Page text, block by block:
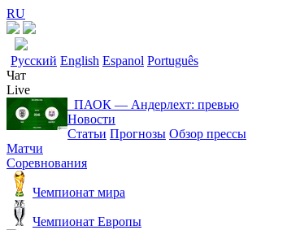
RU
Русский English Espanol Português
Чат
Live
ПАОК ― Андерлехт: превью
Новости
Статьи Прогнозы Обзор прессы
Матчи
Соревнования
Чемпионат мира
Чемпионат Европы